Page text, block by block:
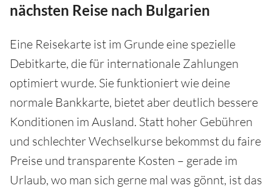
nächsten Reise nach Bulgarien
Eine Reisekarte ist im Grunde eine spezielle
Debitkarte, die für internationale Zahlungen
optimiert wurde. Sie funktioniert wie deine
normale Bankkarte, bietet aber deutlich bessere
Konditionen im Ausland. Statt hoher Gebühren
und schlechter Wechselkurse bekommst du faire
Preise und transparente Kosten – gerade im
Urlaub, wo man sich gerne mal was gönnt, ist das